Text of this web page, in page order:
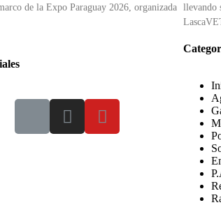
de la Expo Paraguay 2026, organizada llevando